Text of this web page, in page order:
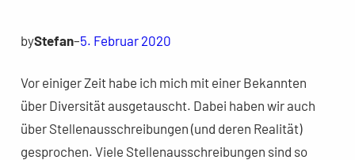
byStefan–5. Februar 2020
Vor einiger Zeit habe ich mich mit einer Bekannten
über Diversität ausgetauscht. Dabei haben wir auch
über Stellenausschreibungen (und deren Realität)
gesprochen. Viele Stellenausschreibungen sind so